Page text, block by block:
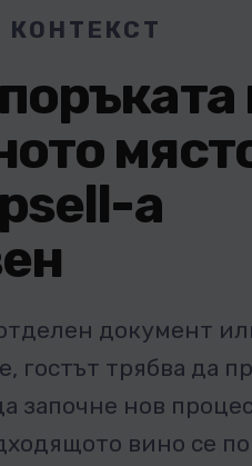
КОНТЕКСТ
a
документ
гостът трябва да
започне нов
вино се